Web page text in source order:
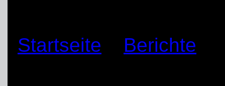
Startseite Berichte